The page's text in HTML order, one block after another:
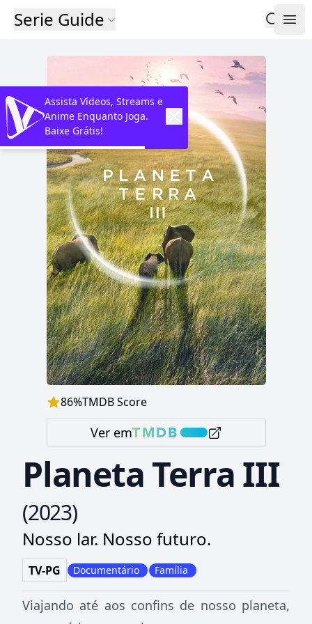
Serie Guide
86%TMDB Score
Ver em
Planeta Terra III
(2023)
Nosso lar. Nosso futuro.
TV-PG Documentário Família
Viajando até aos confins de nosso planeta,
Assista Vídeos, Streams e
Anime Enquanto Joga.
Baixe Grátis!